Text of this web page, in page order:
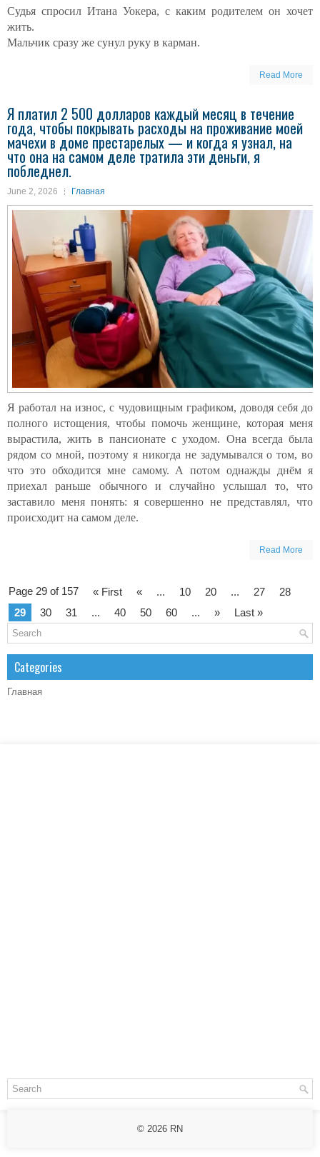
Судья спросил Итана Уокера, с каким родителем он хочет
жить.
Мальчик сразу же сунул руку в карман.
Read More
Я платил 2 500 долларов каждый месяц в течение
года, чтобы покрывать расходы на проживание моей
мачехи в доме престарелых — и когда я узнал, на
что она на самом деле тратила эти деньги, я
побледнел.
June 2, 2026 Главная
Я работал на износ, с чудовищным графиком, доводя себя до
полного истощения, чтобы помочь женщине, которая меня
вырастила, жить в пансионате с уходом. Она всегда была
рядом со мной, поэтому я никогда не задумывался о том, во
что это обходится мне самому. А потом однажды днём я
приехал раньше обычного и случайно услышал то, что
заставило меня понять: я совершенно не представлял, что
происходит на самом деле.
Read More
Page 29 of 157 « First « ... 10 20 ... 27
28
29
30 31 ... 40 50 60 ... » Last »
Categories
Главная
© 2026 RN